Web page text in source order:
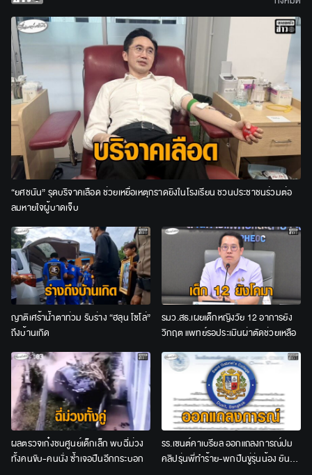
“ยศชนัน” รุดบริจาคเลือด ช่วยเหยื่อเหตุกราดยิงในโรงเรียน ชวนประชาชนร่วมต่อ
ลมหายใจผู้บาดเจ็บ
ญาติเศร้าน้ำตาท่วม รับร่าง “ฮลุน โซโล่”
ถึงบ้านเกิด
รมว.สธ.เผยเด็กหญิงวัย 12 อาการยัง
วิกฤต แพทย์รอประเมินผ่าตัดช่วยเหลือ
ผลตรวจเก๋งชนศูนย์เด็กเล็ก พบฉี่ม่วง
ทั้งคนขับ-คนนั่ง ซ้ำเจอปืนอีกกระบอก
รร.เซนต์คาเบรียล ออกแถลงการณ์ปม
คลิปรุ่นพี่ทำร้าย-พกปืนขู่รุ่นน้อง ยัน